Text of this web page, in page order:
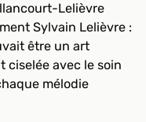
Lelièvre
Sylvain Lelièvre :
être un art
ciselée avec le soin
mélodie